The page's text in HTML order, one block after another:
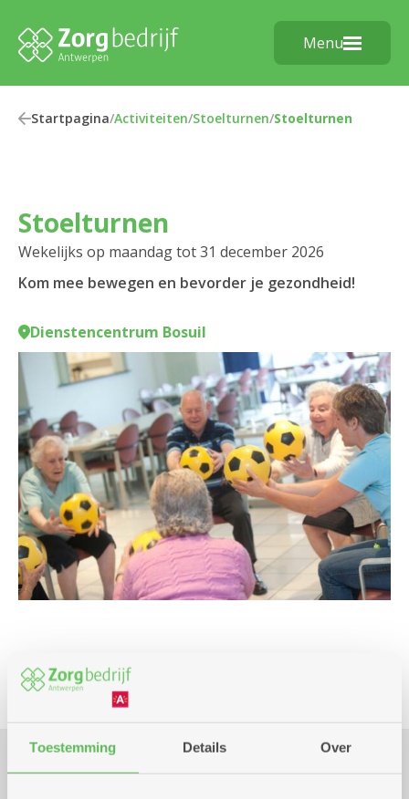
Toestemming Details Over
Menu
Startpagina/Activiteiten/Stoelturnen/Stoelturnen
Stoelturnen
Wekelijks op maandag tot 31 december 2026
Kom mee bewegen en bevorder je gezondheid!
Dienstencentrum Bosuil
Beweging